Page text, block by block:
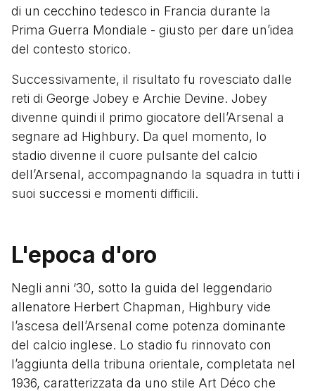
di un cecchino tedesco in Francia durante la
Prima Guerra Mondiale - giusto per dare un’idea
del contesto storico.
Successivamente, il risultato fu rovesciato dalle
reti di George Jobey e Archie Devine. Jobey
divenne quindi il primo giocatore dell’Arsenal a
segnare ad Highbury. Da quel momento, lo
stadio divenne il cuore pulsante del calcio
dell’Arsenal, accompagnando la squadra in tutti i
suoi successi e momenti difficili.
L'epoca d'oro
Negli anni ‘30, sotto la guida del leggendario
allenatore Herbert Chapman, Highbury vide
l’ascesa dell’Arsenal come potenza dominante
del calcio inglese. Lo stadio fu rinnovato con
l’aggiunta della tribuna orientale, completata nel
1936, caratterizzata da uno stile Art Déco che